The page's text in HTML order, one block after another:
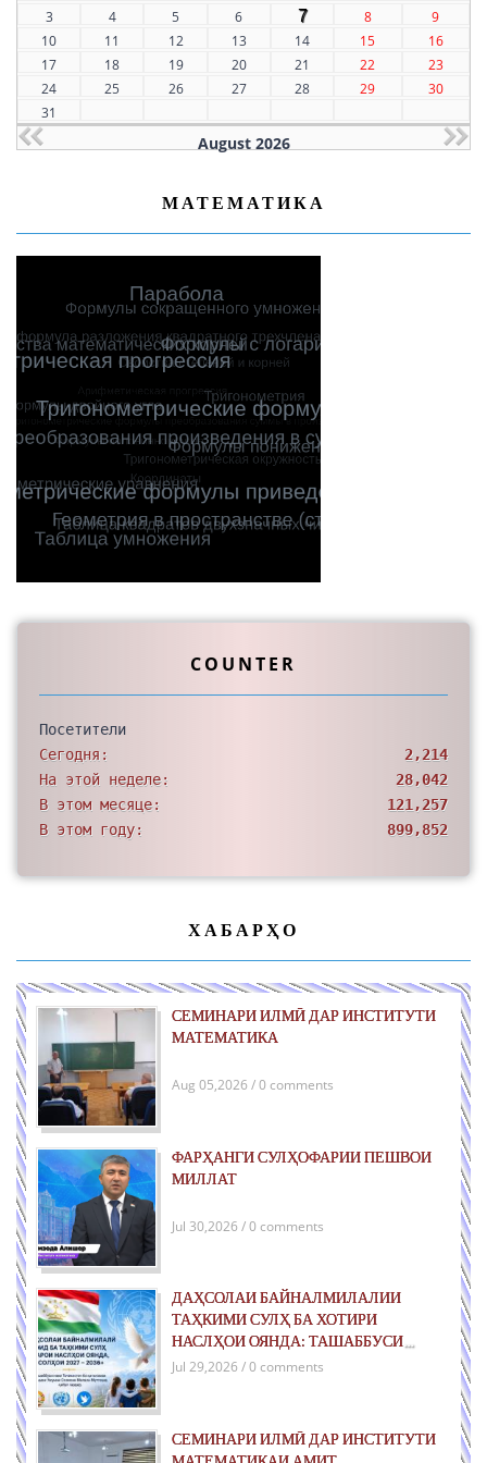
3
4 5 6 7 8
9
10
11 12 13 14 15
16
17
18 19 20 21 22
23
24
25 26 27 28 29
30
31
August 2026
МАТЕМАТИКА
COUNTER
Посетители
Сегодня:
2,214
На этой неделе:
28,042
В этом месяце:
121,257
В этом году:
899,852
ХАБАРҲО
СЕМИНАРИ ИЛМӢ ДАР ИНСТИТУТИ
МАТЕМАТИКА
Aug 05,2026 / 0 comments
ФАРҲАНГИ СУЛҲОФАРИИ ПЕШВОИ
МИЛЛАТ
Jul 30,2026 / 0 comments
ДАҲСОЛАИ БАЙНАЛМИЛАЛИИ
ТАҲКИМИ СУЛҲ БА ХОТИРИ
НАСЛҲОИ ОЯНДА: ТАШАББУСИ
ҶАҲОНИИ ҶУМҲУРИИ ТОҶИКИСТОН
Jul 29,2026 / 0 comments
СЕМИНАРИ ИЛМӢ ДАР ИНСТИТУТИ